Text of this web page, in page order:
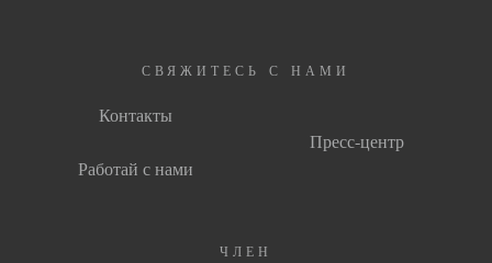
СВЯЖИТЕСЬ С НАМИ
Контакты
Работай с нами
Пресс-центр
ЧЛЕН